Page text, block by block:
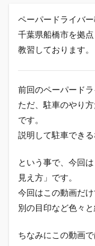
ペーパードライバー
千葉県船橋市を拠
教習しております。
前回のペーパード
ただ、駐車のやり
です。
説明して駐車できる
という事で、今回
見え方」です。
今回はこの動画だ
別の目印など色々と
ちなみにこの動画